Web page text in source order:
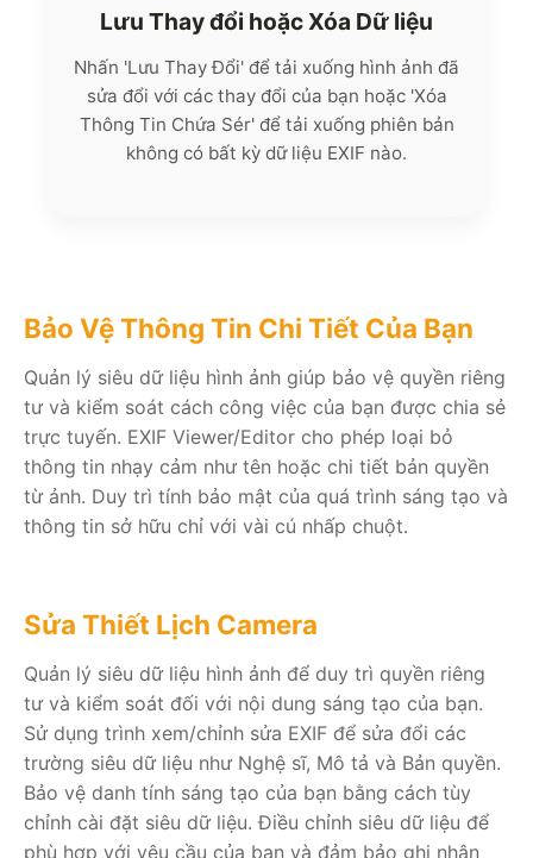
Lưu Thay đổi hoặc Xóa Dữ liệu
Nhấn 'Lưu Thay Đổi' để tải xuống hình ảnh đã
sửa đổi với các thay đổi của bạn hoặc 'Xóa
Thông Tin Chứa Sér' để tải xuống phiên bản
không có bất kỳ dữ liệu EXIF nào.
Bảo Vệ Thông Tin Chi Tiết Của Bạn
Quản lý siêu dữ liệu hình ảnh giúp bảo vệ quyền riêng
tư và kiểm soát cách công việc của bạn được chia sẻ
trực tuyến. EXIF Viewer/Editor cho phép loại bỏ
thông tin nhạy cảm như tên hoặc chi tiết bản quyền
từ ảnh. Duy trì tính bảo mật của quá trình sáng tạo và
thông tin sở hữu chỉ với vài cú nhấp chuột.
Sửa Thiết Lịch Camera
Quản lý siêu dữ liệu hình ảnh để duy trì quyền riêng
tư và kiểm soát đối với nội dung sáng tạo của bạn.
Sử dụng trình xem/chỉnh sửa EXIF để sửa đổi các
trường siêu dữ liệu như Nghệ sĩ, Mô tả và Bản quyền.
Bảo vệ danh tính sáng tạo của bạn bằng cách tùy
chỉnh cài đặt siêu dữ liệu. Điều chỉnh siêu dữ liệu để
phù hợp với yêu cầu của bạn và đảm bảo ghi nhận